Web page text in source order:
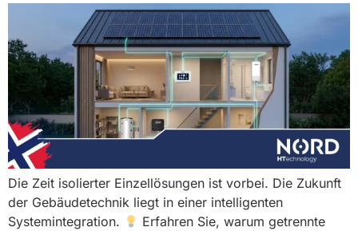
Die Zeit isolierter Einzellösungen ist vorbei. Die Zukunft
der Gebäudetechnik liegt in einer intelligenten
Systemintegration.
Erfahren Sie, warum getrennte